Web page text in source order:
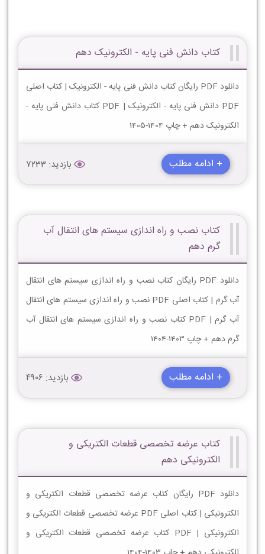
کتاب دانش فنی پایه - الکترونیک دهم
دانلود PDF رایگان کتاب دانش فنی پایه - الکترونیک | کتاب اصلی
PDF دانش فنی پایه - الکترونیک | PDF کتاب دانش فنی پایه -
الکترونیک دهم + چاپ 1404-1405
+ ادامه مطلب بازدید: 7233
کتاب نصب و راه اندازی سیستم های انتقال آب
گرم دهم
دانلود PDF رایگان کتاب نصب و راه اندازی سیستم های انتقال
آب گرم | کتاب اصلی PDF نصب و راه اندازی سیستم های انتقال
آب گرم | PDF کتاب نصب و راه اندازی سیستم های انتقال آب
گرم دهم + چاپ 1403-1404
+ ادامه مطلب بازدید: 4906
کتاب عرضه تخصصی قطعات الکتریکی و
الکترونیکی دهم
دانلود PDF رایگان کتاب عرضه تخصصی قطعات الکتریکی و
الکترونیکی | کتاب اصلی PDF عرضه تخصصی قطعات الکتریکی و
الکترونیکی | PDF کتاب عرضه تخصصی قطعات الکتریکی و